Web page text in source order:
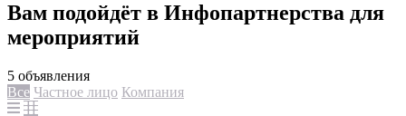
Вам подойдёт в Инфопартнерства для
мероприятий
5 объявления
Все Частное лицо Компания